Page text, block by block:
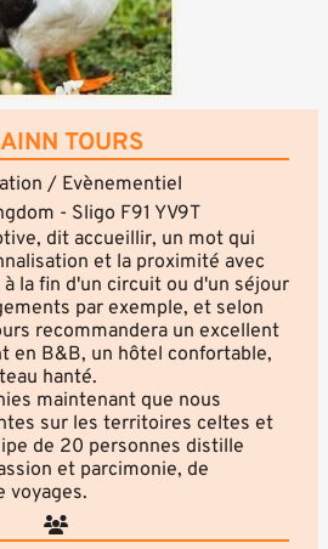
TOURS
/ Evènementiel
- Sligo F91 YV9T
dit accueillir, un mot qui
et la proximité avec
la fin d'un circuit ou d'un séjour
par exemple, et selon
recommandera un excellent
en B&B, un hôtel confortable,
hanté.
maintenant que nous
sur les territoires celtes et
de 20 personnes distille
et parcimonie, de
voyages.